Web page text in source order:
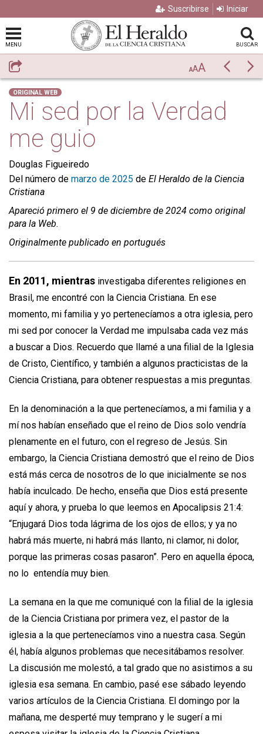
Suscribirse Iniciar
MENU BUSCAR
Compartir AAA Previo
ORIGINAL WEB
Mi sed por la Verdad
me guio
Douglas Figueiredo
Del número de marzo de 2025 de El Heraldo de la Ciencia
Cristiana
Apareció primero el 9 de diciembre de 2024 como original
para la Web.
Originalmente publicado en portugués
En 2011, mientras investigaba diferentes religiones en
Brasil, me encontré con la Ciencia Cristiana. En ese
momento, mi familia y yo pertenecíamos a otra iglesia, pero
mi sed por conocer la Verdad me impulsaba cada vez más
a buscar a Dios. Recuerdo que llamé a una filial de la Iglesia
de Cristo, Científico, y también a algunos practicistas de la
Ciencia Cristiana, para obtener respuestas a mis preguntas.
En la denominación a la que pertenecíamos, a mi familia y a
mí nos habían enseñado que el reino de Dios solo vendría
plenamente en el futuro, con el regreso de Jesús. Sin
embargo, la Ciencia Cristiana demostró que el reino de Dios
está más cerca de nosotros de lo que inicialmente se nos
había inculcado. De hecho, enseña que Dios está presente
aquí y ahora, y prueba lo que leemos en Apocalipsis 21:4:
“Enjugará Dios toda lágrima de los ojos de ellos; y ya no
habrá más muerte, ni habrá más llanto, ni clamor, ni dolor,
porque las primeras cosas pasaron”. Pero en aquella época,
no lo entendía muy bien.
La semana en la que me comuniqué con la filial de la iglesia
de la Ciencia Cristiana por primera vez, el pastor de la
iglesia a la que pertenecíamos vino a nuestra casa. Según
él, había algunos problemas que necesitábamos resolver.
La discusión me molestó, a tal grado que no asistimos a su
iglesia esa semana. En cambio, pasé ese sábado leyendo
varios artículos de la Ciencia Cristiana. El domingo por la
mañana, me desperté muy temprano y le sugerí a mi